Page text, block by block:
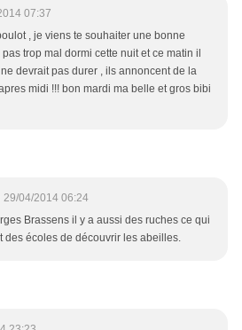
07:37
, je viens te souhaiter une bonne
trop mal dormi cette nuit et ce matin il
devrait pas durer , ils annoncent de la
midi !!! bon mardi ma belle et gros bibi
29/04/2014 06:24
Brassens il y a aussi des ruches ce qui
des écoles de découvrir les abeilles.